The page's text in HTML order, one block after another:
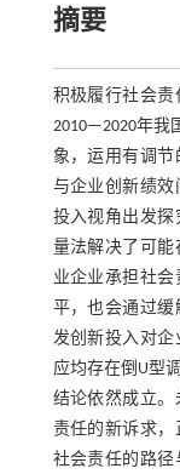
摘要
积极履行社会
2010—2020年我
象，运用有调
与企业创新绩
投入视角出发
量法解决了可
业企业承担社
平，也会通过
发创新投入对
应均存在倒U型
结论依然成立
责任的新诉求
社会责任的路径